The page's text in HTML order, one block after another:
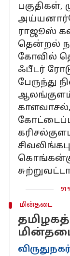
பகுதிகள்,
ராஜூஸ்
தென்றல்
கோவில்
ஃபீடர்
பேருந்து
ஆலங்குளம்
மின்தடை